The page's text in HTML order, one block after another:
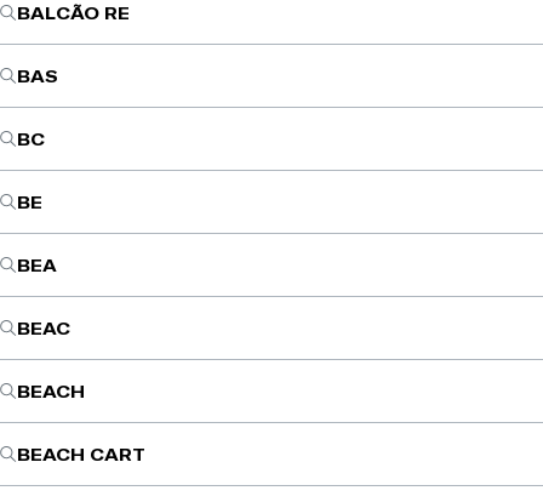
BALCÃO RE
BAS
BC
BE
BEA
BEAC
BEACH
BEACH CART